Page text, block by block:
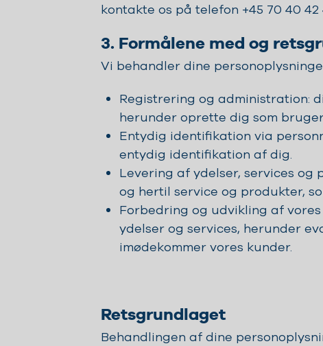
kontakte os på telefon +45 70 40 42
3. Formålene med og
Vi behandler dine
Registrering og administration:
herunder oprette dig som
Entydig identifikation via
entydig identifikation af dig.
Levering af ydelser, services
og hertil service og produkter,
Forbedring og udvikling af
ydelser og services, herunder
imødekommer vores kunder.
Retsgrundlaget
Behandlingen af dine